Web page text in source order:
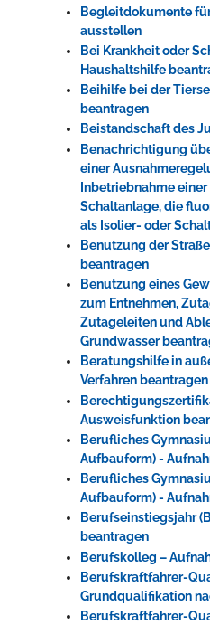
Begleitdokumente
ausstellen
Bei Krankheit oder
Haushaltshilfe
Beihilfe bei der
beantragen
Beistandschaft des
Benachrichtigung
einer
Inbetriebnahme
Schaltanlage, die
als Isolier- oder
Benutzung der
beantragen
Benutzung eines
zum Entnehmen,
Zutageleiten und
Grundwasser
Beratungshilfe in
Verfahren beantragen
Ausweisfunktion
Berufliches
Aufbauform) -
Berufliches
Aufbauform) -
Berufseinstiegsjahr
beantragen
Berufskolleg –
Berufskraftfahrer-
Grundqualifikation
Berufskraftfahrer-